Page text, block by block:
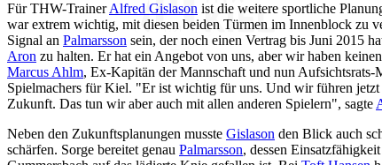
Für THW-TrainerAlfred Gislason ist die weitere sportliche
war extrem wichtig, mit diesen beiden Türmen im Innenblock zu
Signal an Palmarsson sein, der noch einen Vertrag bis Juni 2015
Aron zu halten. Er hat ein Angebot von uns, aber wir haben
Marcus Ahlm, Ex-Kapitän der Mannschaft und nun Aufsichtsrats-
Spielmachers für Kiel. "Er ist wichtig für uns. Und wir führen jetzt
Zukunft. Das tun wir aber auch mit allen anderen Spielern", sagte
Neben den Zukunftsplanungen musste Gislason den Blick auch
schärfen. Sorge bereitet genau Palmarsson, dessen